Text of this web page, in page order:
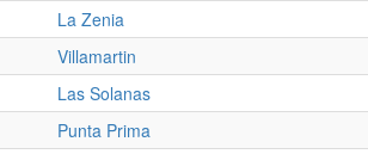
La Zenia
Villamartin
Las Solanas
Punta Prima